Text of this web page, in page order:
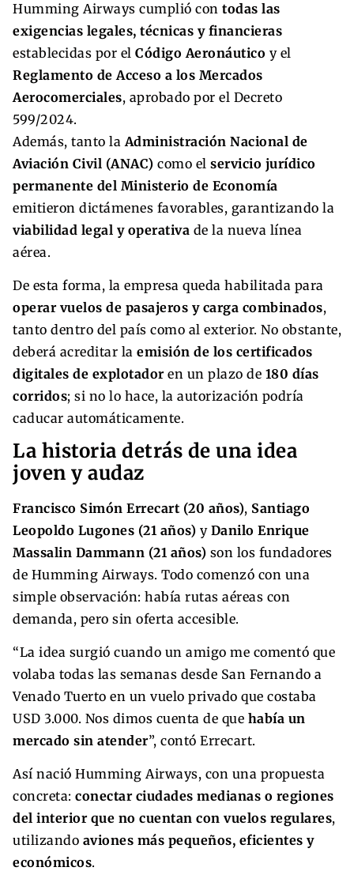
Humming Airways cumplió con todas las
exigencias legales, técnicas y financieras
establecidas por el Código Aeronáutico y el
Reglamento de Acceso a los Mercados
Aerocomerciales, aprobado por el Decreto
599/2024.
Además, tanto laAdministración Nacional de
Aviación Civil (ANAC) como el servicio jurídico
permanente del Ministerio de Economía
emitieron dictámenes favorables, garantizando la
viabilidad legal y operativa de la nueva línea
aérea.
De esta forma, la empresa queda habilitada para
operar vuelos de pasajeros y carga combinados,
tanto dentro del país como al exterior. No obstante,
deberá acreditar la emisión de los certificados
digitales de explotadoren un plazo de 180 días
corridos; si no lo hace, la autorización podría
caducar automáticamente.
La historia detrás de una idea
joven y audaz
Francisco Simón Errecart (20 años), Santiago
Leopoldo Lugones (21 años) y Danilo Enrique
Massalin Dammann (21 años) son los fundadores
de Humming Airways. Todo comenzó con una
simple observación: había rutas aéreas con
demanda, pero sin oferta accesible.
“La idea surgió cuando un amigo me comentó que
volaba todas las semanas desde San Fernando a
Venado Tuerto en un vuelo privado que costaba
USD 3.000. Nos dimos cuenta de que había un
mercado sin atender”, contó Errecart.
Así nació Humming Airways, con una propuesta
concreta: conectar ciudades medianas o regiones
del interior que no cuentan con vuelos regulares,
utilizando aviones más pequeños, eficientes y
económicos.